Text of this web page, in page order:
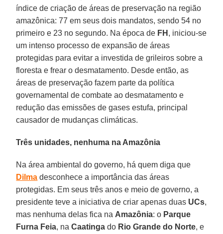
índice de criação de áreas de preservação na região
amazônica: 77 em seus dois mandatos, sendo 54 no
primeiro e 23 no segundo. Na época de FH , iniciou-se
um intenso processo de expansão de áreas
protegidas para evitar a investida de grileiros sobre a
floresta e frear o desmatamento. Desde então, as
áreas de preservação fazem parte da política
governamental de combate ao desmatamento e
redução das emissões de gases estufa, principal
causador de mudanças climáticas.
Três unidades, nenhuma na Amazônia
Na área ambiental do governo, há quem diga que
Dilma desconhece a importância das áreas
protegidas. Em seus três anos e meio de governo, a
presidente teve a iniciativa de criar apenas duas UCs,
mas nenhuma delas fica na Amazônia: o Parque
Furna Feia, naCaatinga do Rio Grande do Norte, e